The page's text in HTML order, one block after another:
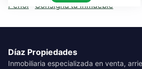
Peñol
Consigna tu inmueble
Díaz Propiedades
Inmobiliaria especializada en venta,